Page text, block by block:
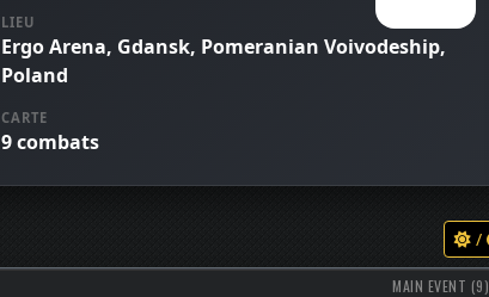
LIEU
Ergo Arena, Gdansk, Pomeranian Voivodeship,
Poland
CARTE
9 combats
/
MAIN EVENT (9)